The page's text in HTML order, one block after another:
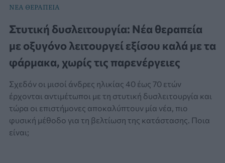
ΝΕΑ ΘΕΡΑΠΕΙΑ
Στυτική δυσλειτουργία: Νέα θεραπεία
με οξυγόνο λειτουργεί εξίσου καλά με τα
φάρμακα, χωρίς τις παρενέργειες
Σχεδόν οι μισοί άνδρες ηλικίας 40 έως 70 ετών
έρχονται αντιμέτωποι με τη στυτική δυσλειτουργία και
τώρα οι επιστήμονες αποκαλύπτουν μία νέα, πιο
φυσική μέθοδο για τη βελτίωση της κατάστασης. Ποια
είναι;